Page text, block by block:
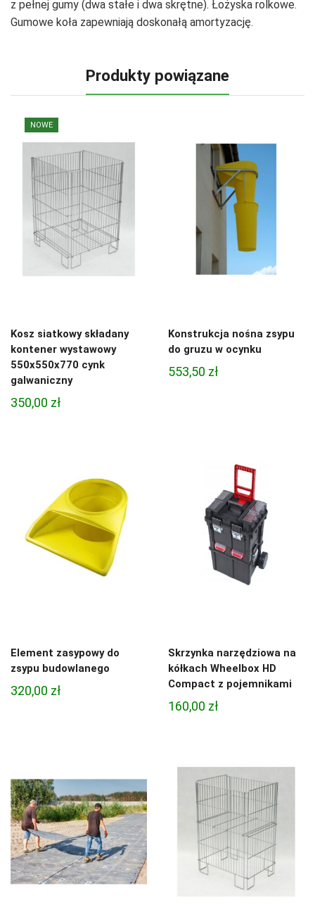
z pełnej gumy (dwa stałe i dwa skrętne). Łożyska rolkowe.
Gumowe koła zapewniają doskonałą amortyzację.
Produkty powiązane
NOWE
Kosz siatkowy składany
kontener wystawowy
550x550x770 cynk
galwaniczny
350,00 zł
Konstrukcja nośna zsypu
do gruzu w ocynku
553,50 zł
Element zasypowy do
zsypu budowlanego
320,00 zł
Skrzynka narzędziowa na
kółkach Wheelbox HD
Compact z pojemnikami
160,00 zł